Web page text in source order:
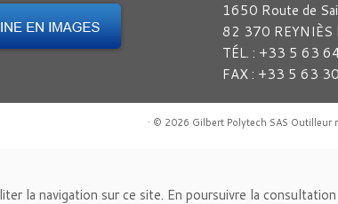
1650 Route de
82 370 REYNIÈS
TÉL. : +33 5 63
FAX : +33 5 63
· © 2026 Gilbert Polytech SAS Outilleur
la navigation sur ce site. En poursuivre la